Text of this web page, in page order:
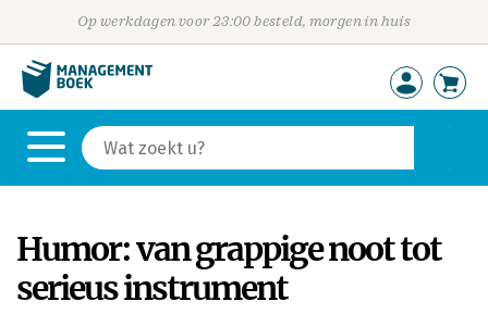
Op werkdagen voor 23:00 besteld, morgen in huis
Humor: van grappige noot tot
serieus instrument